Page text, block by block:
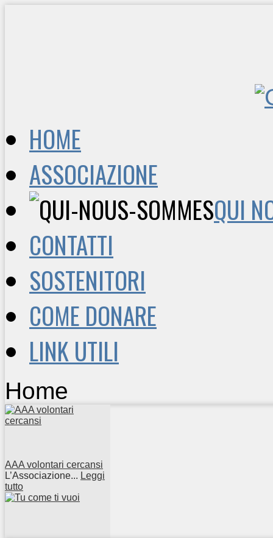
HOME
ASSOCIAZIONE
QUI
CONTATTI
SOSTENITORI
COME DONARE
LINK UTILI
Home
AAA volontari cercansi
L’Associazione... Leggi
tutto